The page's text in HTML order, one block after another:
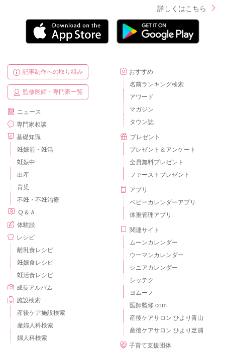
詳しくはこちら
記事制作への取り組み
監修医師・専門家一覧
ニュース
専門家相談
基礎知識
妊娠前・妊活
妊娠中
出産
育児
不妊・不妊治療
Ｑ＆Ａ
体験談
レシピ
離乳食レシピ
妊娠食レシピ
妊活食レシピ
成長アルバム
施設検索
産後ケア施設検索
産婦人科検索
婦人科検索
おすすめ
名前ランキング検索
アワード
マガジン
タウン誌
プレゼント
プレゼント＆アンケート
全員無料プレゼント
ファーストプレゼント
アプリ
ベビーカレンダーアプリ
体重管理アプリ
関連サイト
ムーンカレンダー
ウーマンカレンダー
シニアカレンダー
シッテク
ヨムーノ
医師監修.com
産後ケアサロン ひより青山
産後ケアサロン ひより芝浦
子育て支援団体